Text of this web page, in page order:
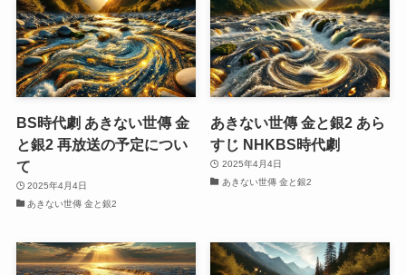
BS時代劇 あきない世傳 金
と銀2 再放送の予定につい
て
2025年4月4日
あきない世傳 金と銀2
あきない世傳 金と銀2 あら
すじ NHKBS時代劇
2025年4月4日
あきない世傳 金と銀2